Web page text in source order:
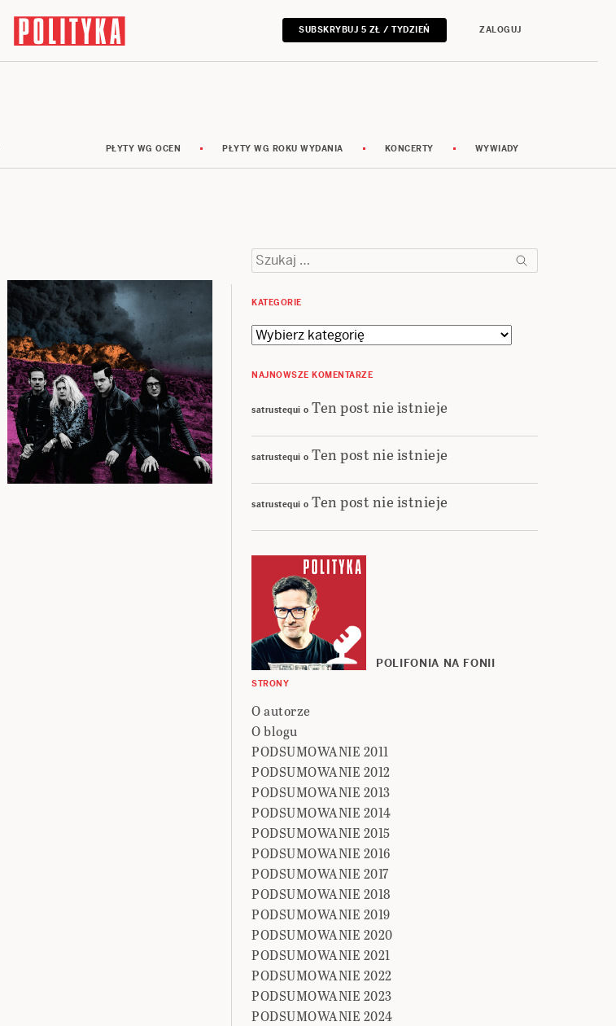
SUBSKRYBUJ 5 ZŁ / TYDZIEŃ ZALOGUJ
PŁYTY WG OCEN PŁYTY WG ROKU WYDANIA KONCERTY WYWIADY
Szukaj:
KATEGORIE
Kategorie
NAJNOWSZE KOMENTARZE
satrustequi o Ten post nie istnieje
satrustequi o Ten post nie istnieje
satrustequi o Ten post nie istnieje
POLIFONIA NA FONII
STRONY
O autorze
O blogu
PODSUMOWANIE 2011
PODSUMOWANIE 2012
PODSUMOWANIE 2013
PODSUMOWANIE 2014
PODSUMOWANIE 2015
PODSUMOWANIE 2016
PODSUMOWANIE 2017
PODSUMOWANIE 2018
PODSUMOWANIE 2019
PODSUMOWANIE 2020
PODSUMOWANIE 2021
PODSUMOWANIE 2022
PODSUMOWANIE 2023
PODSUMOWANIE 2024